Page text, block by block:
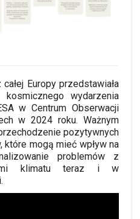
Europy przedstawiała
wydarzenia
w Centrum Obserwacji
w 2024 roku. Ważnym
pozytywnych
mogą mieć wpływ na
problemów z
klimatu teraz i w